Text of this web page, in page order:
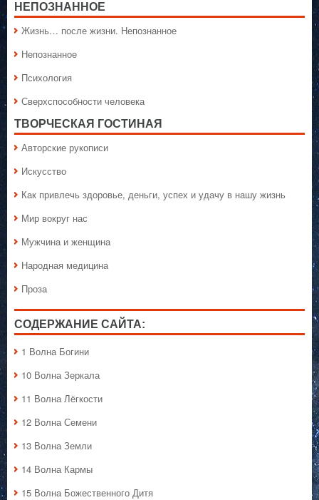
НЕПОЗНАННОЕ
Жизнь… после жизни. Непознанное
Непознанное
Психология
Сверхспособности человека
ТВОРЧЕСКАЯ ГОСТИНАЯ
Авторские рукописи
Искусство
Как привлечь здоровье, деньги, успех и удачу в нашу жизнь
Мир вокруг нас
Мужчина и женщина
Народная медицина
Проза
СОДЕРЖАНИЕ САЙТА:
1 Волна Богини
10 Волна Зеркала
11 Волна Лёгкости
12 Волна Семени
13 Волна Земли
14 Волна Кармы
15 Волна Божественного Дитя